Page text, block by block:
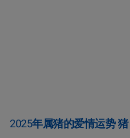
2025年属猪的爱情运势 猪